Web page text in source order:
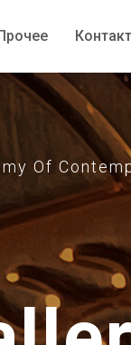
Of